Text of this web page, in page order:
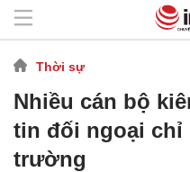
Thời sự
Nhiều cán bộ
tin đối ngoại chỉ
trường